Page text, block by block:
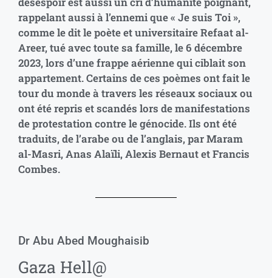
rappelant aussi à l’ennemi que « Je suis Toi »,
comme le dit le poète et universitaire Refaat al-
Areer, tué avec toute sa famille, le 6 décembre
2023, lors d’une frappe aérienne qui ciblait son
appartement. Certains de ces poèmes ont fait le
tour du monde à travers les réseaux sociaux ou
ont été repris et scandés lors de manifestations
de protestation contre le génocide. Ils ont été
traduits, de l’arabe ou de l’anglais, par Maram
al-Masri, Anas Alaïli, Alexis Bernaut et Francis
Combes.
Dr Abu Abed Moughaisib
Gaza Hell@